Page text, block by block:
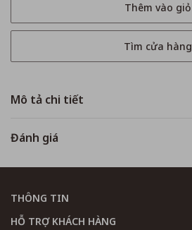
Mô tả chi tiết
Đánh giá
Thêm vào giỏ
Tìm cửa hàng
THÔNG TIN
HỖ TRỢ KHÁCH HÀNG